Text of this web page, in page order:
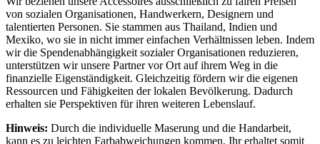
von sozialen Organisationen, Handwerkern, Designern und
talentierten Personen. Sie stammen aus Thailand, Indien und
Mexiko, wo sie in nicht immer einfachen Verhältnissen leben. Indem
wir die Spendenabhängigkeit sozialer Organisationen reduzieren,
unterstützen wir unsere Partner vor Ort auf ihrem Weg in die
finanzielle Eigenständigkeit. Gleichzeitig fördern wir die eigenen
Ressourcen und Fähigkeiten der lokalen Bevölkerung. Dadurch
erhalten sie Perspektiven für ihren weiteren Lebenslauf.
Hinweis: Durch die individuelle Maserung und die Handarbeit,
kann es zu leichten Farbabweichungen kommen. Ihr erhaltet somit